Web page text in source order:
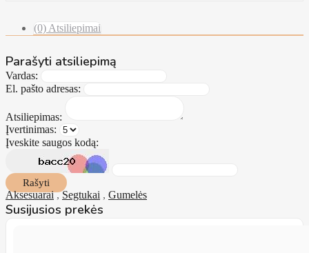
(0) Atsiliepimai
Parašyti atsiliepimą
Vardas:
El. pašto adresas:
Atsiliepimas:
Įvertinimas:
Įveskite saugos kodą:
Rašyti
Aksesuarai,Segtukai , Gumelės
Susijusios prekės